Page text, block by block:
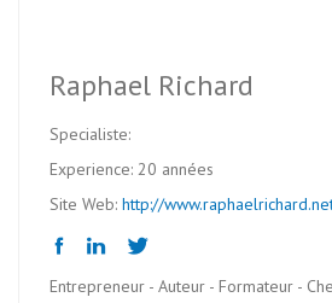
Raphael Richard
Specialiste:
Experience: 20 années
Site Web: http://
Entrepreneur - Auteur - Formateur -